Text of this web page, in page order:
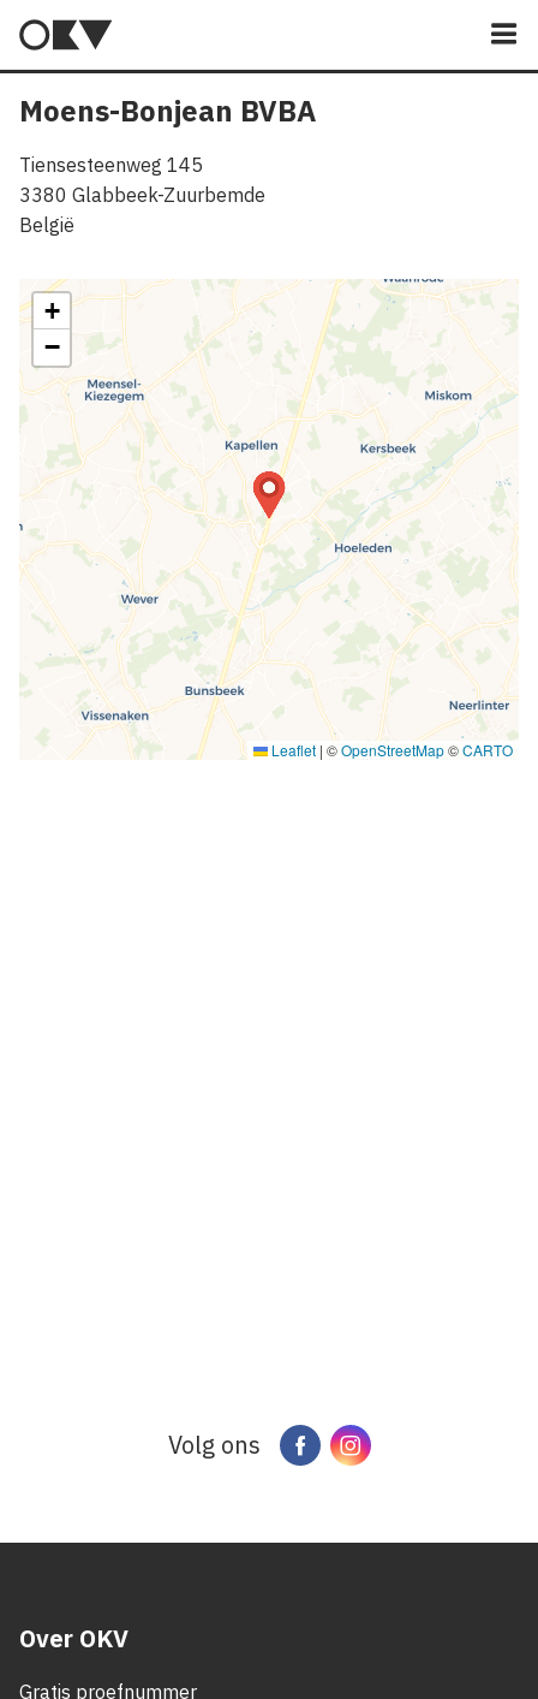
Moens-Bonjean BVBA
Tiensesteenweg 145
3380 Glabbeek-Zuurbemde
België
+
−
Leaflet | ©OpenStreetMap©CARTO
Volg ons FacebookInstagram
Over OKV
Gratis proefnummer